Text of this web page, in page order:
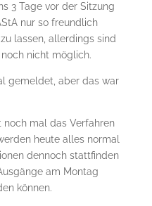
3 Tage vor der Sitzung
nur so freundlich
lassen, allerdings sind
nicht möglich.
gemeldet, aber das war
noch mal das Verfahren
heute alles normal
dennoch stattfinden
am Montag
können.